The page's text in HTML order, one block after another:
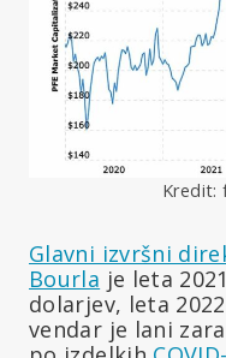
Kredit:
Glavni izvršni
Bourla je leta
dolarjev, leta
vendar je lani